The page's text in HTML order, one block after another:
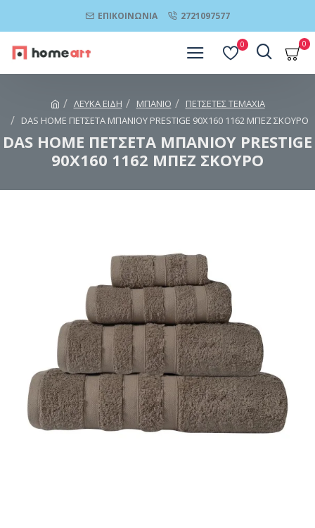
ΕΠΙΚΟΙΝΩΝΊΑ 2721097577
0 0
ΛΕΥΚΑ ΕΙΔΗ ΜΠΑΝΙΟ
ΠΕΤΣΕΤΕΣ ΤΕΜΑΧΙΑ
DAS HOME ΠΕΤΣΕΤΑ ΜΠΑΝΙΟΥ PRESTIGE 90Χ160 1162 ΜΠΕΖ ΣΚΟΥΡΟ
DAS HOME ΠΕΤΣΕΤΑ ΜΠΑΝΙΟΥ PRESTIGE
90Χ160 1162 ΜΠΕΖ ΣΚΟΥΡΟ